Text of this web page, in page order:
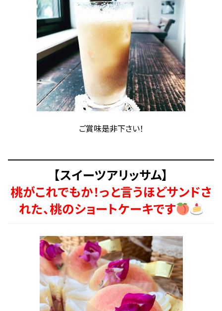
ご賞味是非下さい！
【スイーツアリッサム】
桃がこれでもか！っと言うほどサンドさ
れた、桃のショートケーキです